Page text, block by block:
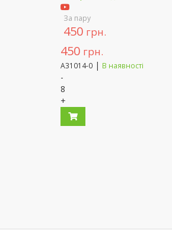
За пару
450 грн.
450 грн.
A31014-0 | В наявності
-
8
+